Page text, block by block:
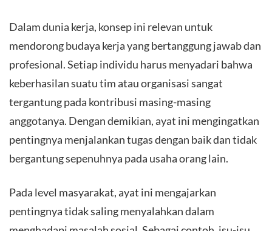
Dalam dunia kerja, konsep ini relevan untuk
mendorong budaya kerja yang bertanggung jawab dan
profesional. Setiap individu harus menyadari bahwa
keberhasilan suatu tim atau organisasi sangat
tergantung pada kontribusi masing-masing
anggotanya. Dengan demikian, ayat ini mengingatkan
pentingnya menjalankan tugas dengan baik dan tidak
bergantung sepenuhnya pada usaha orang lain.
Pada level masyarakat, ayat ini mengajarkan
pentingnya tidak saling menyalahkan dalam